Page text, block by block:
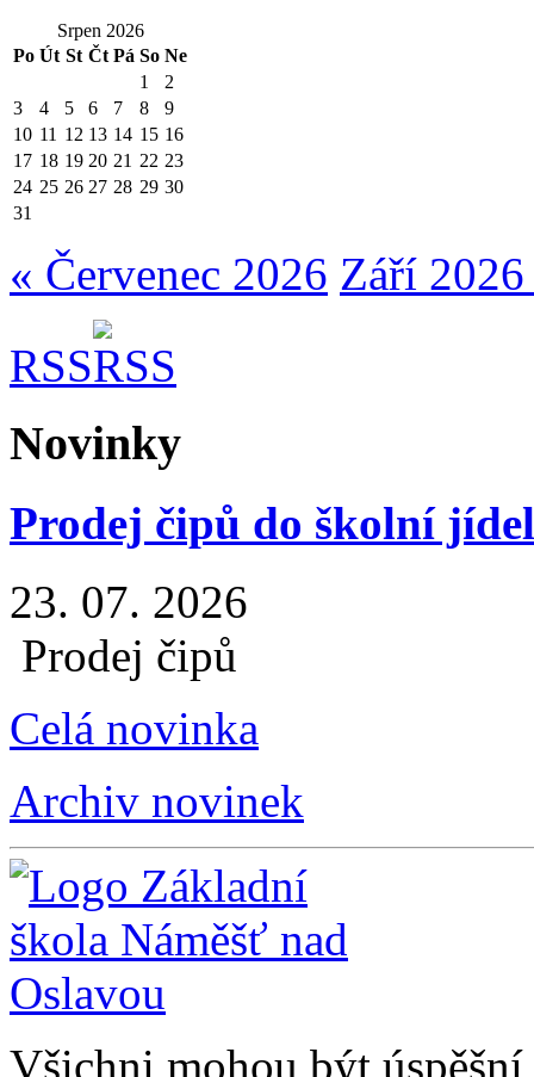
Srpen 2026
Po Út St Čt Pá So Ne
1
2
3
4 5 6 7 8
9
10 11 12 13 14 15 16
17 18 19 20 21 22 23
24 25 26 27 28 29 30
31
« Červenec 2026 Září
RSS
Novinky
Prodej čipů do školní
23. 07. 2026
Prodej čipů
Celá novinka
Archiv novinek
Všichni mohou být